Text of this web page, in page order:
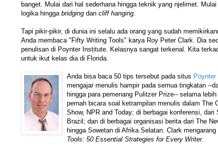
banget. Mulai dari hal sederhana hingga teknik yang njelimet.
logika hingga bridging dan cliff hanging.
Tapi pikir-pikir, di dunia ini selalu ada orang yang sudah
Anda membaca "Fifty Writing Tools" karya Roy Peter Clark. Dia
penulisan di Poynter Institute. Kelasnya sangat terkenal. Kita
untuk ikut kelas dia di Florida.
Anda bisa baca 50 tips tersebut pada situs
mengajar menulis hampir pada semua tingkatan --
hingga para pemenang Pulitzer Prize-- selama
pernah bicara soal ketrampilan menulis dalam The
Show, NPR and Today; di berbagai konferensi, dari
Brazil; dan di berbagai organisasi berita dari The
hingga Sowetan di Afrika Selatan. Clark mengarang
Tools: 50 Essential Strategies for Every Writer.